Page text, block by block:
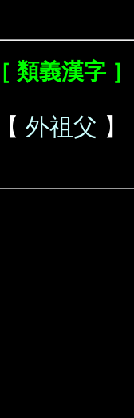
［ 類義漢字 ］
【 外祖父 】